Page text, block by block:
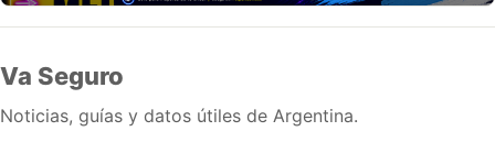
Va Seguro
Noticias, guías y datos útiles de Argentina.